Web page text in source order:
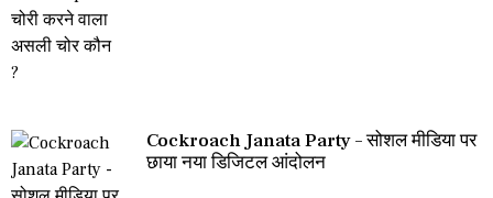
Cockroach Janata Party – सोशल मीडिया पर
छाया नया डिजिटल आंदोलन